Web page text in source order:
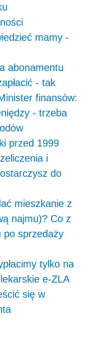
mamy -
abonamentu
- tak
finansów:
- trzeba
przed 1999
i
do
mieszkanie z
najmu)? Co z
po sprzedaży
tylko na
e-ZLA
się w